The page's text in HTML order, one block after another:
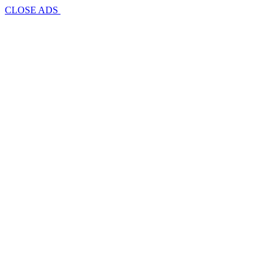
CLOSE ADS